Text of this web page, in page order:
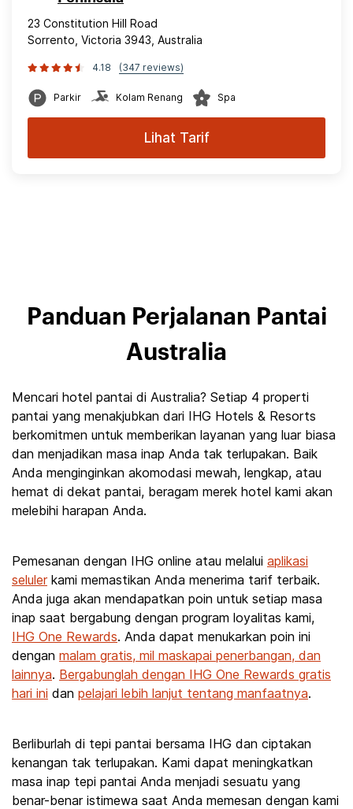
23 Constitution Hill Road
Sorrento, Victoria 3943, Australia
4.18 (347 reviews)
Parkir Kolam Renang Spa
Lihat Tarif
Panduan Perjalanan Pantai
Australia
Mencari hotel pantai di Australia? Setiap 4 properti
pantai yang menakjubkan dari IHG Hotels & Resorts
berkomitmen untuk memberikan layanan yang luar biasa
dan menjadikan masa inap Anda tak terlupakan. Baik
Anda menginginkan akomodasi mewah, lengkap, atau
hemat di dekat pantai, beragam merek hotel kami akan
melebihi harapan Anda.
Pemesanan dengan IHG online atau melalui aplikasi
selulerkami memastikan Anda menerima tarif terbaik.
Anda juga akan mendapatkan poin untuk setiap masa
inap saat bergabung dengan program loyalitas kami,
IHG One Rewards. Anda dapat menukarkan poin ini
dengan malam gratis, mil maskapai penerbangan, dan
lainnya. Bergabunglah dengan IHG One Rewards gratis
hari ini dan pelajari lebih lanjut tentang manfaatnya.
Berliburlah di tepi pantai bersama IHG dan ciptakan
kenangan tak terlupakan. Kami dapat meningkatkan
masa inap tepi pantai Anda menjadi sesuatu yang
benar-benar istimewa saat Anda memesan dengan kami